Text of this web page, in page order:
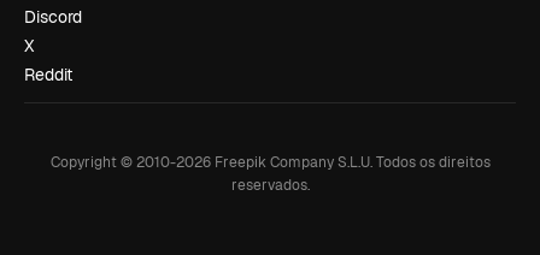
Discord
X
Reddit
Copyright © 2010-2026Freepik Company S.L.U. Todos os direitos
reservados.